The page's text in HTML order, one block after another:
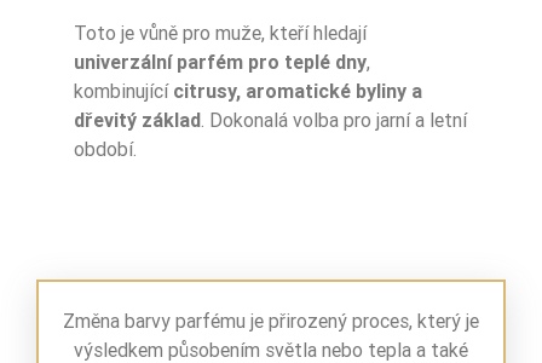
Toto je vůně pro muže, kteří hledají
univerzální parfém pro teplé dny,
kombinující citrusy, aromatické byliny a
dřevitý základ . Dokonalá volba pro jarní a letní
období.
Změna barvy parfému je přirozený proces, který je
výsledkem působením světla nebo tepla a také